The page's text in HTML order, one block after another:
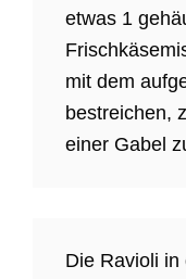
etwas 1
mit dem
bestreichen,
einer Gabel
Die Ravioli in